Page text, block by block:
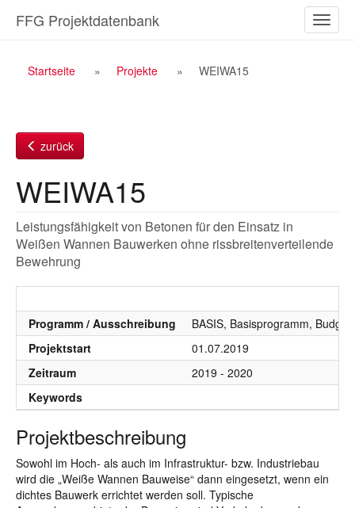
Inhalt
ein-/
FFG Projektdatenbank
Breadcrumb
Startseite Projekte WEIWA15
zurück
WEIWA15
Leistungsfähigkeit von Betonen für den Einsatz in
Weißen Wannen Bauwerken ohne rissbreitenverteilende
Bewehrung
Programm / Ausschreibung
BASIS, Basisprogramm,
Projektstart
01.07.2019
Zeitraum
2019 - 2020
Keywords
Projektbeschreibung
Sowohl im Hoch- als auch im Infrastruktur- bzw. Industriebau
wird die „Weiße Wannen Bauweise“ dann eingesetzt, wenn ein
dichtes Bauwerk errichtet werden soll. Typische